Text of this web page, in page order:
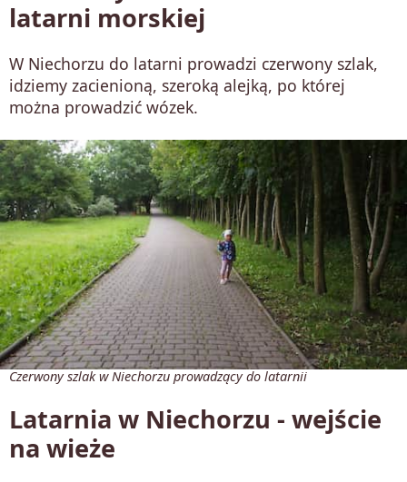
latarni morskiej
W Niechorzu do latarni prowadzi czerwony szlak,
idziemy zacienioną, szeroką alejką, po której
można prowadzić wózek.
Czerwony szlak w Niechorzu prowadzący do latarnii
Latarnia w Niechorzu - wejście
na wieże